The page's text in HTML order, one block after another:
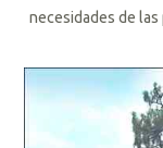
necesidades de
L